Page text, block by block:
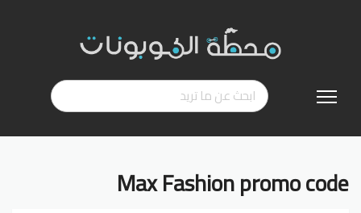
إلى
Max Fashion promo code